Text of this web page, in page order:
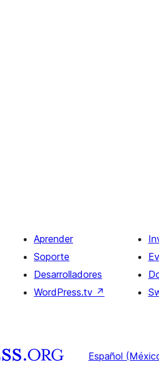
Aprender
Soporte
Desarrolladores
WordPress.tv ↗
Español